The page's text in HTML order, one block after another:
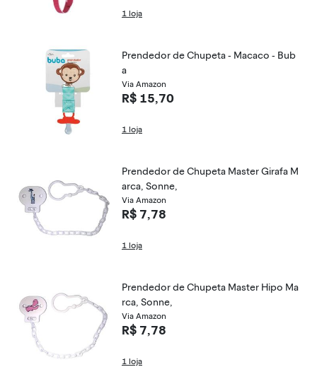
1 loja
Prendedor de Chupeta - Macaco - Bub
a
Via Amazon
R$ 15,70
1 loja
Prendedor de Chupeta Master Girafa M
arca, Sonne,
Via Amazon
R$ 7,78
1 loja
Prendedor de Chupeta Master Hipo Ma
rca, Sonne,
Via Amazon
R$ 7,78
1 loja